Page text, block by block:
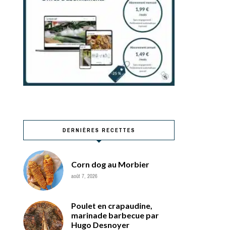
DERNIÈRES RECETTES
Corn dog au Morbier
août 7, 2026
Poulet en crapaudine,
marinade barbecue par
Hugo Desnoyer